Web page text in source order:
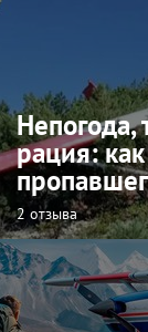
Непогода,
рация:
2 отзыва